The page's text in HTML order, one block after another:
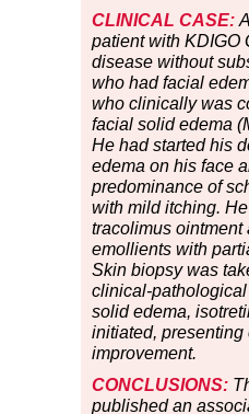
CLINICAL CASE:
patient with KDIGO
disease without
who had facial
who clinically was
facial solid edema
He had started his
edema on his face
predominance of
with mild itching.
tracolimus
emollients with
Skin biopsy was
clinical-
solid edema,
initiated, presenting
improvement.
CONCLUSIONS:
published an